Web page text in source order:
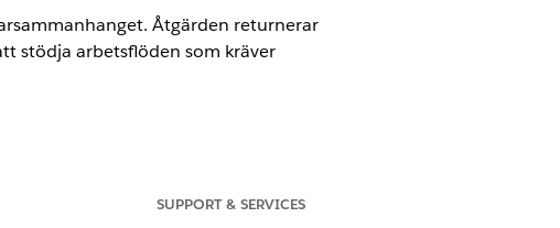
Åtgärden returnerar
stödja arbetsflöden som kräver
SUPPORT & SERVICES